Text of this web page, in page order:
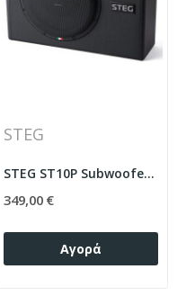
STEG
STEG ST10P Subwoofer Box 10"
349,00 €
Αγορά